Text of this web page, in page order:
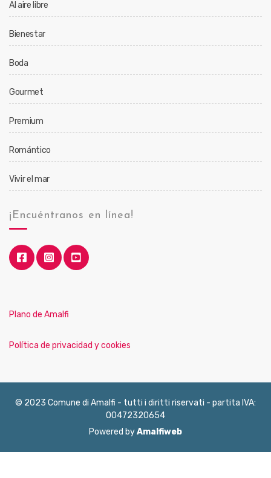
Al aire libre
Bienestar
Boda
Gourmet
Premium
Romántico
Vivir el mar
¡Encuéntranos en línea!
Plano de Amalfi
Política de privacidad y cookies
© 2023 Comune di Amalfi - tutti i diritti riservati - partita IVA:
00472320654
Powered byAmalfiweb